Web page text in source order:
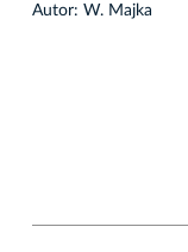
Autor: W. Majka